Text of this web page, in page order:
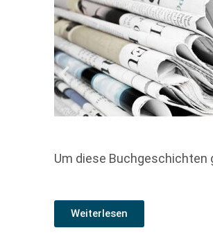
Um diese Buchgeschichten
Weiterlesen